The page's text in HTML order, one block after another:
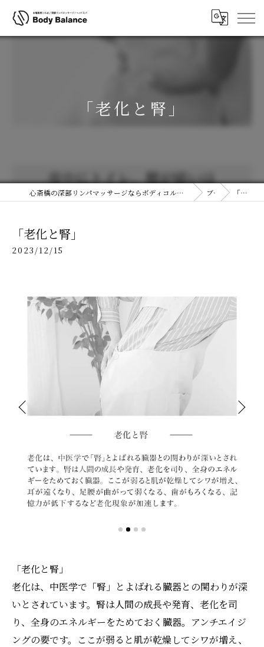
「老化と腎」
心斎橋の深部リンパマッサージならボディコルギ&ヘッドスパ(ヘッドコルギ)専門店ボディバランス 大阪心斎橋店 ブログ 「老化と腎」
「老化と腎」
2023/12/15
「老化と腎」
老化は、中医学で「腎」とよばれる臓器との関わりが深
いとされています。腎は人間の成長や発育、老化を司
り、全身のエネルギーをためておく臓器。アンチエイジ
ングの要です。ここが弱ると肌が乾燥してシワが増え、